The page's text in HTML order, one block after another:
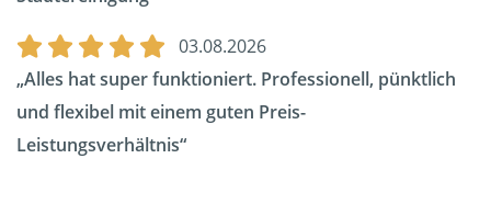
03.08.2026
Alles hat super funktioniert. Professionell, pünktlich
und flexibel mit einem guten Preis-
Leistungsverhältnis